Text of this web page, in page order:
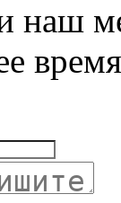
наш
время